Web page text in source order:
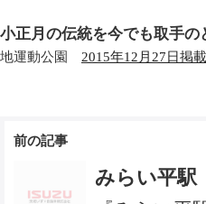
小正月の伝統を今でも取手の
地運動公園 2015年12月27日掲
投
みらい平駅